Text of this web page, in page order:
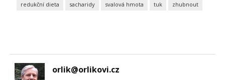
redukční dieta
sacharidy svalová hmota tuk zhubnout
orlik@orlikovi.cz